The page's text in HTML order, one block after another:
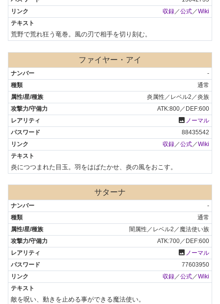
収録／公式／Wiki
荒野で荒れ狂う竜巻。風の刃で相手を切り刻む。
ファイヤー・アイ
-
通常
炎属性／レベル2／炎族
ATK:800／DEF:600
photo ノーマル
88435542
収録 ／公式 ／Wiki
炎につつまれた目玉。羽をはばたかせ、炎の風をおこす。
サターナ
-
通常
闇属性／レベル2／魔法使い族
ATK:700／DEF:600
photo ノーマル
77603950
収録／公式／Wiki
敵を呪い、動きを止める事ができる魔法使い。